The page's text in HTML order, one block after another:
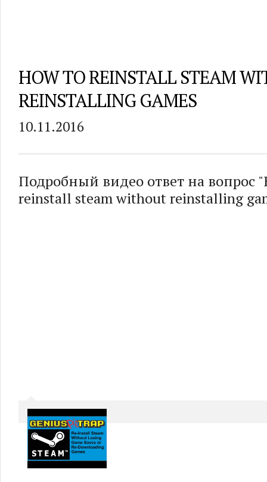
HOW TO REINSTALL STEAM
REINSTALLING GAMES
10.11.2016
Подробный видео ответ на вопрос
reinstall steam without reinstalling